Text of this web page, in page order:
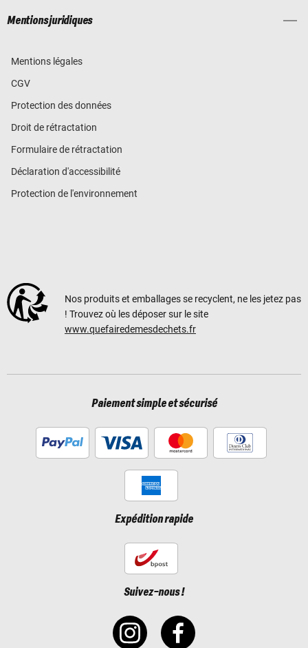
Mentions juridiques
Mentions légales
CGV
Protection des données
Droit de rétractation
Formulaire de rétractation
Déclaration d'accessibilité
Protection de l'environnement
Nos produits et emballages se recyclent, ne les jetez pas
! Trouvez où les déposer sur le site
www.quefairedemesdechets.fr
Paiement simple et sécurisé
Expédition rapide
Suivez-nous !